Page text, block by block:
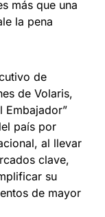
más que una
la pena
de
de Volaris,
Embajador”
país por
al llevar
clave,
su
de mayor